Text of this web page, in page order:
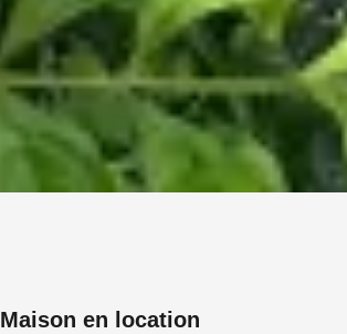
Maison en location